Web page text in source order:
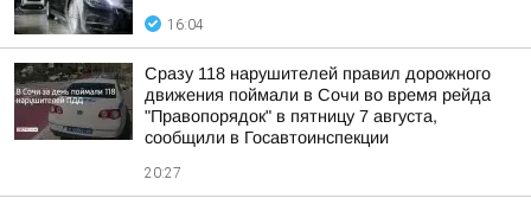
16:04
Сразу 118 нарушителей правил дорожного
движения поймали в Сочи во время рейда
"Правопорядок" в пятницу 7 августа,
сообщили в Госавтоинспекции
20:27